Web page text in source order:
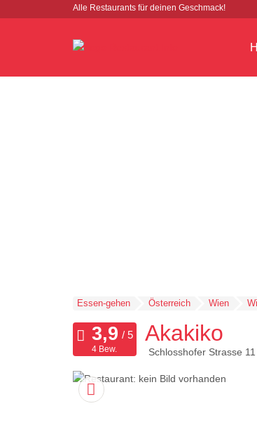
Alle Restaurants für deinen Geschmack!
Essen-gehen Österreich Wien
Akakiko
Schlosshofer Strasse 11
4 Bew.